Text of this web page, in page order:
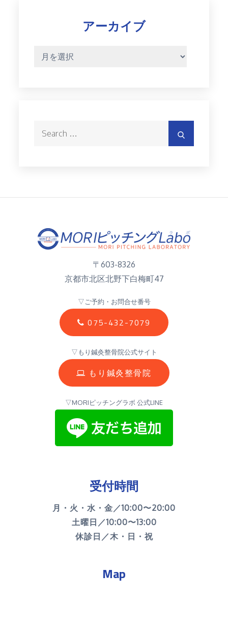
アーカイブ
〒603-8326
京都市北区北野下白梅町47
▽ご予約・お問合せ番号
075-432-7079
▽もり鍼灸整骨院公式サイト
もり鍼灸整骨院
▽MORIピッチングラボ 公式LINE
受付時間
月・火・水・金／10:00〜20:00
土曜日／10:00〜13:00
休診日／木・日・祝
Map